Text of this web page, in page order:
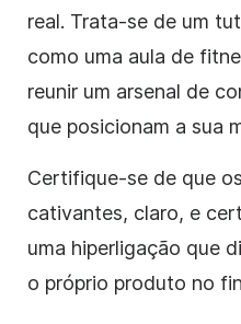
real. Trata-se de um
como uma aula de
reunir um arsenal de
que posicionam a sua
Certifique-se de que
cativantes, claro, e
uma hiperligação que
o próprio produto no